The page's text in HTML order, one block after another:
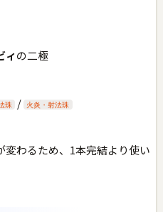
ィの二極
珠 / 火炎・射法珠
わるため、1本完結より使い